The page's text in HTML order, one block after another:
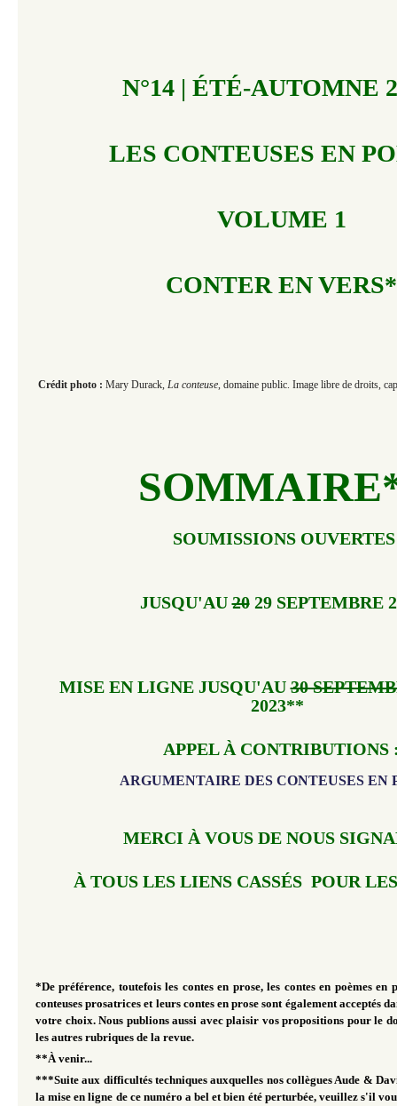
N°14 | ÉTÉ-AUTOMNE
LES CONTEUSES EN
VOLUME 1
CONTER EN VERS*
Crédit photo : Mary Durack, La conteuse, domaine public. Image libre de droits,
SOUMISSIONS OUVERTES
JUSQU'AU2029 SEPTEMBRE
MISE EN LIGNE JUSQU'AU30
2023**
APPEL À CONTRIBUTIONS
ARGUMENTAIRE DES CONTEUSES EN
MERCI À VOUS DE NOUS
À TOUS LES LIENS CASSÉS POUR
*De préférence, toutefois les contes en prose, les contes en poèmes en
conteuses prosatrices et leurs contes en prose sont également acceptés
votre choix. Nous publions aussi avec plaisir vos propositions pour le
les autres rubriques de la revue.
**À venir...
***Suite aux difficultés techniques auxquelles nos collègues Aude &
la mise en ligne de ce numéro a bel et bien été perturbée, veuillez s'il